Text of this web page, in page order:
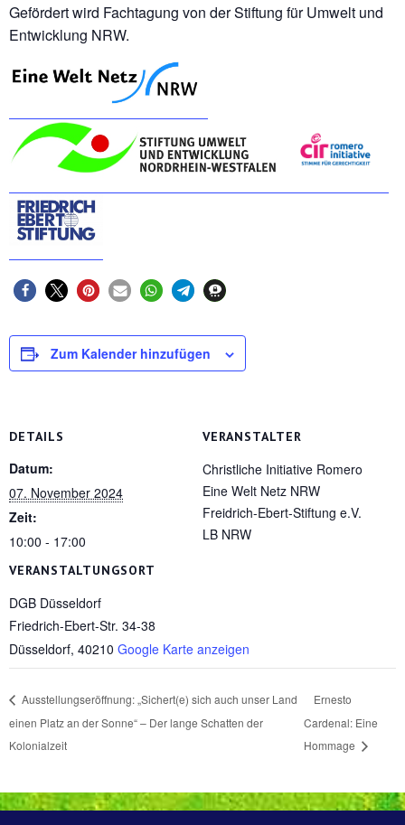
Gefördert wird Fachtagung von der Stiftung für Umwelt und
Entwicklung NRW.
Zum Kalender hinzufügen
DETAILS
Datum:
07. November 2024
Zeit:
10:00 - 17:00
VERANSTALTUNGSORT
DGB Düsseldorf
Friedrich-Ebert-Str. 34-38
Düsseldorf, 40210 Google Karte anzeigen
VERANSTALTER
Christliche Initiative Romero
Eine Welt Netz NRW
Freidrich-Ebert-Stiftung e.V.
LB NRW
Ausstellungseröffnung: „Sichert(e) sich auch unser Land
einen Platz an der Sonne“ – Der lange Schatten der
Kolonialzeit
Ernesto
Cardenal: Eine
Hommage